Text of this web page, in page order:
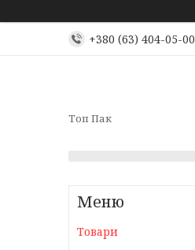
+380 (63) 404-05-00
Топ Пак
Товари